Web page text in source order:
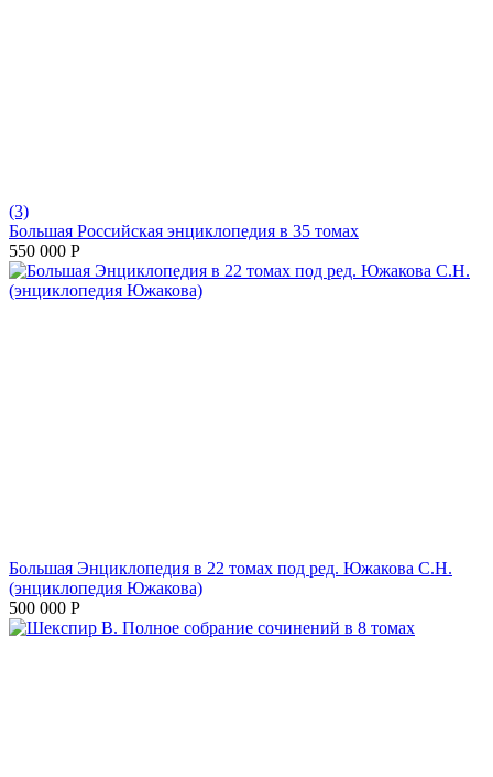
(3)
Большая Российская энциклопедия в 35 томах
550 000 Р
Большая Энциклопедия в 22 томах под ред. Южакова С.Н.
(энциклопедия Южакова)
500 000 Р